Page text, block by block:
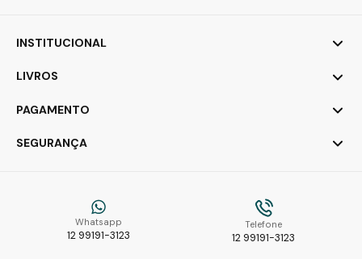
Whatsapp
12 99191-3123
Telefone
12 99191-3123
INSTITUCIONAL
LIVROS
PAGAMENTO
SEGURANÇA